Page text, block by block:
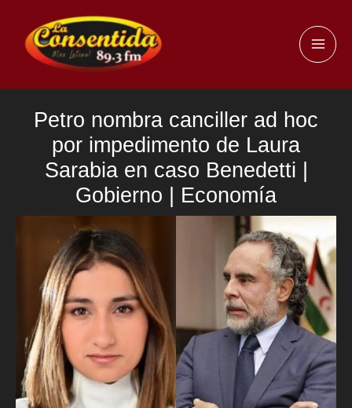
contenido
Petro nombra canciller ad hoc
por impedimento de Laura
Sarabia en caso Benedetti |
Gobierno | Economía